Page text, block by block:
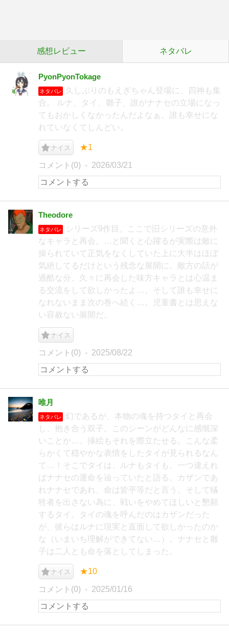
感想レビュー ネタバレ
PyonPyonTokage
ネタバレ
久しぶりのもえぎちゃん登場に、四神も集
合。 ルナ、タイ、雛子、誰がナナセの立場になっ
てもおかしくなかったんだよなぁ。誰も幸せにな
れていなくてしんどい。
ナイス ★1
コメント(0) 2026/03/21
Theodore
ネタバレ
シリーズ9作目。ここで旧シリーズの意外
なキャラと再会。…と聞くと心躍るが実際は敵に
操られていて正気をなくしていた上に大半はほぼ
気絶してるだけという残念な展開に。敵方の話が
過酷な分、久々に再会した味方キャラとは心温ま
る交流をして欲しかったよ…。そして誰も幸せに
なれないまま次の巻へ続く…。児童書とは思えな
い容赦ない展開だ。
ナイス
コメント(0) 2025/08/22
唯月
ネタバレ
幻であるが、本物の魂を持つタイと再会
し、抱き合う双子。このシーンがどんなに感慨深
いことか…。挿絵もそれを際立たせる。こんな柔
らかくて穏やかな表情をしたタイが見られるなん
て…！そこでタイは、ルナもタイも、一つ違えれ
ばナナセの運命を辿っていたと語る。カザンであ
れナナセであれ、命は皆平等だと言う。そして犠
牲者を出さない為に、戦いをやめてほしいと懇願
するタイ。タイの魂を呼んだのはカザンだった
が、彼らはルナに現実と直面して欲しかったのか
な（いまいち理解ができてない…）。ナナセと雛
子は二人とも命を落としてしまった。
ナイス ★10
コメント(0) 2025/01/16